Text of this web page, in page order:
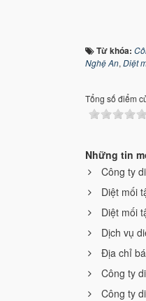
Từ khóa:
Nghệ An, Diệt
Tổng số điểm
Những tin
Công ty
Diệt mối
Diệt mối
Dịch vụ
Địa chỉ
Công ty
Công ty